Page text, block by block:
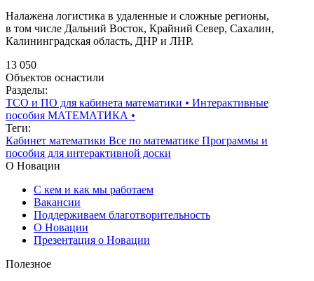
Налажена логистика в удаленные и сложные регионы,
в том числе Дальний Восток, Крайний Север, Сахалин,
Калининградская область, ДНР и ЛНР.
13 050
Объектов оснастили
Разделы:
ТСО и ПО для кабинета математики • Интерактивные
пособия МАТЕМАТИКА •
Теги:
Кабинет математики Все по математике Программы и
пособия для интерактивной доски
О Новации
С кем и как мы работаем
Вакансии
Поддерживаем благотворительность
О Новации
Презентация о Новации
Полезное